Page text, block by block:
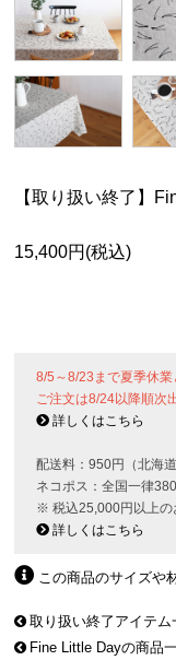
【取り扱い終了】
15,400円(税込)
8/5～8/23まで夏季休
ご注文は8/24以降順次
詳しくはこちら
配送料：950円（北海
ネコポス：全国一律
※ 税込25,000円以上の
詳しくはこちら
この商品のサイズや
取り扱い終了アイテム
Fine Little Dayの商品